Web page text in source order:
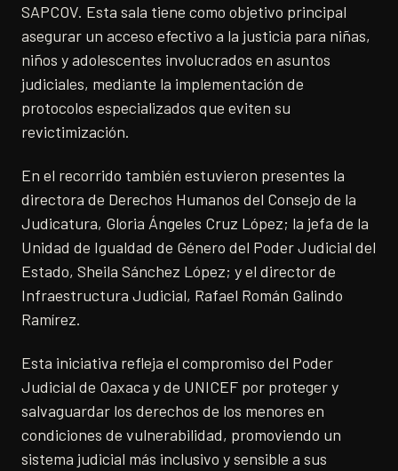
SAPCOV. Esta sala tiene como objetivo principal
asegurar un acceso efectivo a la justicia para niñas,
niños y adolescentes involucrados en asuntos
judiciales, mediante la implementación de
protocolos especializados que eviten su
revictimización.
En el recorrido también estuvieron presentes la
directora de Derechos Humanos del Consejo de la
Judicatura, Gloria Ángeles Cruz López; la jefa de la
Unidad de Igualdad de Género del Poder Judicial del
Estado, Sheila Sánchez López; y el director de
Infraestructura Judicial, Rafael Román Galindo
Ramírez.
Esta iniciativa refleja el compromiso del Poder
Judicial de Oaxaca y de UNICEF por proteger y
salvaguardar los derechos de los menores en
condiciones de vulnerabilidad, promoviendo un
sistema judicial más inclusivo y sensible a sus